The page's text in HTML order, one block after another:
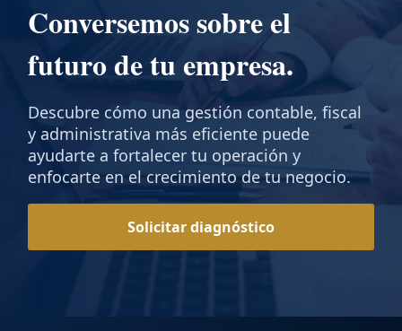
Conversemos sobre el
futuro de tu empresa.
Descubre cómo una gestión contable, fiscal
y administrativa más eficiente puede
ayudarte a fortalecer tu operación y
enfocarte en el crecimiento de tu negocio.
Solicitar diagnóstico